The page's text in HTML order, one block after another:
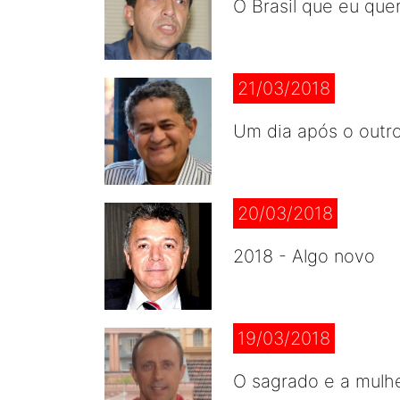
O Brasil que eu
21/03/2018
Um dia após o
20/03/2018
2018 - Algo novo
19/03/2018
O sagrado e a